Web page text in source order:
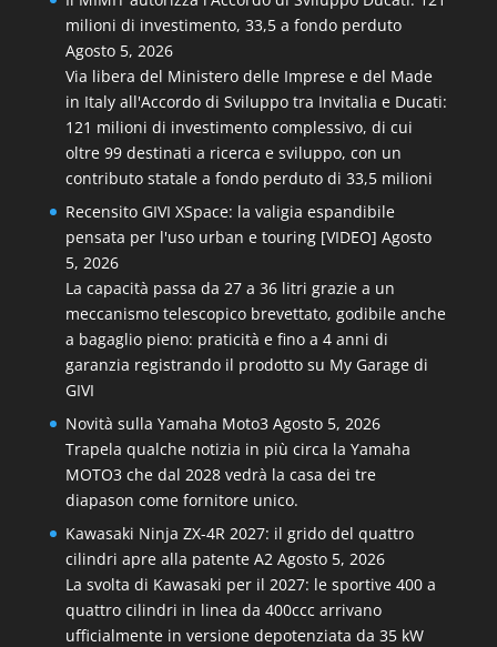
milioni di investimento, 33,5 a fondo perduto
Agosto 5, 2026
Via libera del Ministero delle Imprese e del Made
in Italy all'Accordo di Sviluppo tra Invitalia e Ducati:
121 milioni di investimento complessivo, di cui
oltre 99 destinati a ricerca e sviluppo, con un
contributo statale a fondo perduto di 33,5 milioni
Recensito GIVI XSpace: la valigia espandibile
pensata per l'uso urban e touring [VIDEO] Agosto
5, 2026
La capacità passa da 27 a 36 litri grazie a un
meccanismo telescopico brevettato, godibile anche
a bagaglio pieno: praticità e fino a 4 anni di
garanzia registrando il prodotto su My Garage di
GIVI
Novità sulla Yamaha Moto3 Agosto 5, 2026
Trapela qualche notizia in più circa la Yamaha
MOTO3 che dal 2028 vedrà la casa dei tre
diapason come fornitore unico.
Kawasaki Ninja ZX-4R 2027: il grido del quattro
cilindri apre alla patente A2 Agosto 5, 2026
La svolta di Kawasaki per il 2027: le sportive 400 a
quattro cilindri in linea da 400ccc arrivano
ufficialmente in versione depotenziata da 35 kW